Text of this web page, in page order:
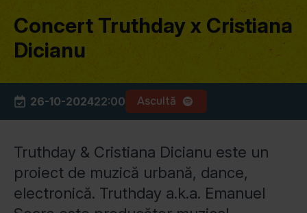
Concert Truthday x Cristiana
Dicianu
26-10-202422:00 Ascultă
Truthday & Cristiana Dicianu este un
proiect de muzică urbană, dance,
electronică. Truthday a.k.a. Emanuel